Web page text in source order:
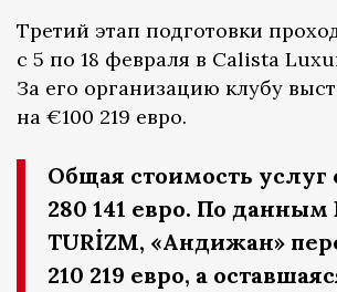
Третий этап подготовки
с 5 по 18 февраля в Calista
За его организацию клубу
на €100 219 евро.
Общая стоимость услуг
280 141 евро. По данным
TURİZM, «Андижан»
210 219 евро, а